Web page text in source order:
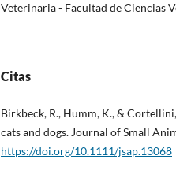
Veterinaria - Facultad de Ciencias
Citas
Birkbeck, R., Humm, K., &
cats and dogs. Journal of Small
https://doi.org/10.1111/jsap.13068